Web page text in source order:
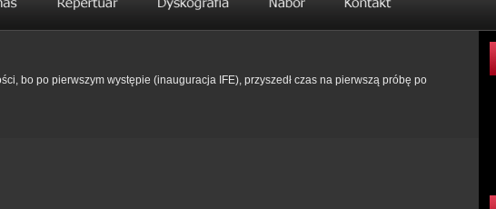
bo po pierwszym występie (inauguracja IFE), przyszedł czas na pierwszą próbę po